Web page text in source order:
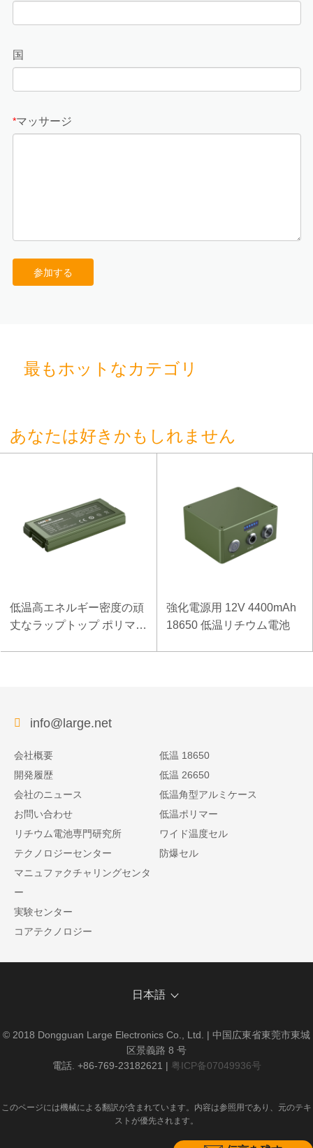
国
*マッサージ
参加する
最もホットなカテゴリ
あなたは好きかもしれません
低温高エネルギー密度の頑
丈なラップトップ ポリマー
強化電源用 12V 4400mAh
18650 低温リチウム電池
info@large.net
会社概要
開発履歴
会社のニュース
お問い合わせ
リチウム電池専門研究所
テクノロジーセンター
マニュファクチャリングセンタ
ー
実験センター
コアテクノロジー
低温 18650
低温 26650
低温角型アルミケース
低温ポリマー
ワイド温度セル
防爆セル
日本語
© 2018 Dongguan Large Electronics Co., Ltd. | 中国広東省東莞市東城
区景義路 8 号
電話. +86-769-23182621 | 粤ICP备07049936号
このページには機械による翻訳が含まれています。内容は参照用であり、元のテキ
ストが優先されます。